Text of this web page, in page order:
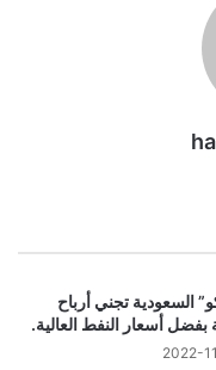
السعودية تجني أرباح
بفضل أسعار النفط العالية.
2022-